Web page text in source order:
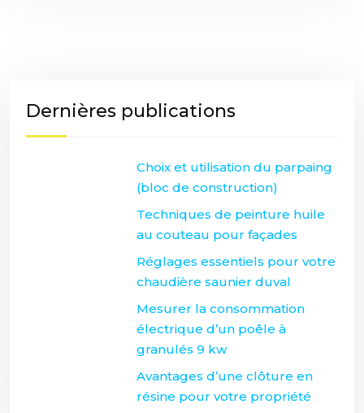
Dernières publications
Choix et utilisation du parpaing
(bloc de construction)
Techniques de peinture huile
au couteau pour façades
Réglages essentiels pour votre
chaudière saunier duval
Mesurer la consommation
électrique d’un poêle à
granulés 9 kw
Avantages d’une clôture en
résine pour votre propriété